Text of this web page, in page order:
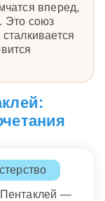
вперед,
Это союз
Пентаклей —